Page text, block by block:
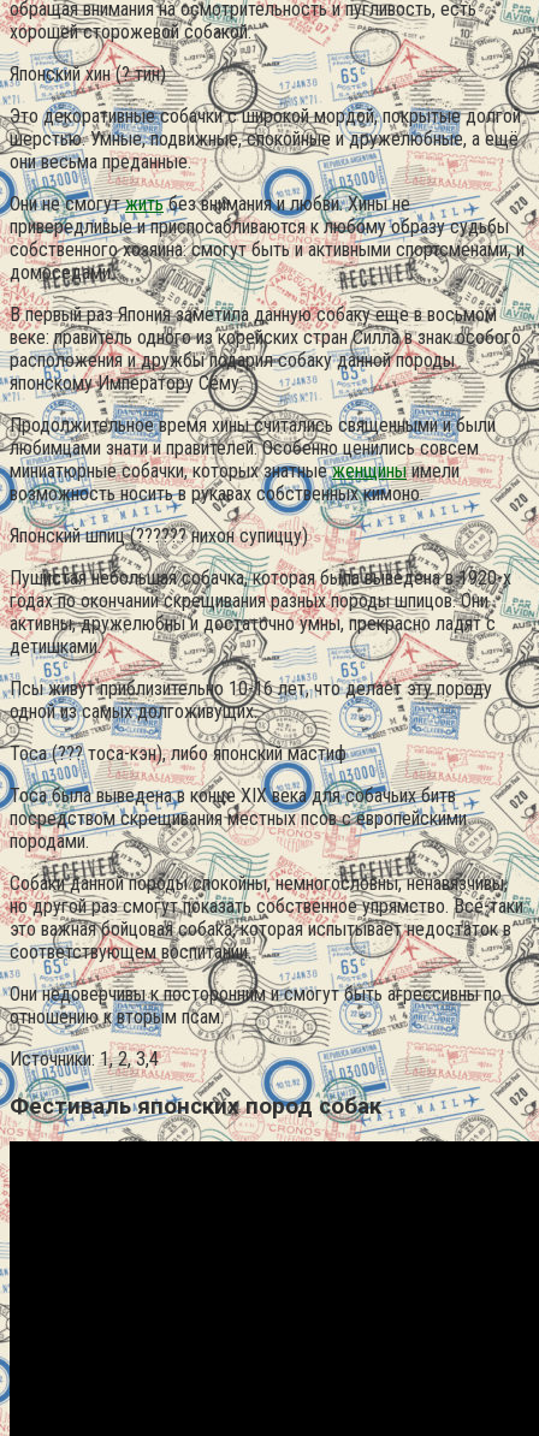
обращая внимания на осмотрительность и пугливость, есть
хорошей сторожевой собакой.
Японский хин (? тин)
Это декоративные собачки с широкой мордой, покрытые долгой
шерстью. Умные, подвижные, спокойные и дружелюбные, а ещё
они весьма преданные.
Они не смогутжитьбез внимания и любви. Хины не
привередливые и приспосабливаются к любому образу судьбы
собственного хозяина: смогут быть и активными спортсменами, и
домоседами.
В первый раз Япония заметила данную собаку еще в восьмом
веке: правитель одного из корейских стран Силла в знак особого
расположения и дружбы подарил собаку данной породы
японскому Императору Сёму.
Продолжительное время хины считались священными и были
любимцами знати и правителей. Особенно ценились совсем
миниатюрные собачки, которых знатныеженщиныимели
возможность носить в рукавах собственных кимоно.
Японский шпиц (?????? нихон супиццу)
Пушистая небольшая собачка, которая была выведена в 1920-х
годах по окончании скрещивания разных породы шпицов. Они
активны, дружелюбны и достаточно умны, прекрасно ладят с
детишками.
Псы живут приблизительно 10-16 лет, что делает эту породу
одной из самых долгоживущих.
Тоса (??? тоса-кэн), либо японский мастиф
Тоса была выведена в конце XIX века для собачьих битв
посредством скрещивания местных псов с европейскими
породами.
Собаки данной породы спокойны, немногословны, ненавязчивы,
но другой раз смогут показать собственное упрямство. Всё-таки
это важная бойцовая собака, которая испытывает недостаток в
соответствующем воспитании.
Они недоверчивы к посторонним и смогут быть агрессивны по
отношению к вторым псам.
Источники: 1, 2, 3,4
Фестиваль японских пород собак